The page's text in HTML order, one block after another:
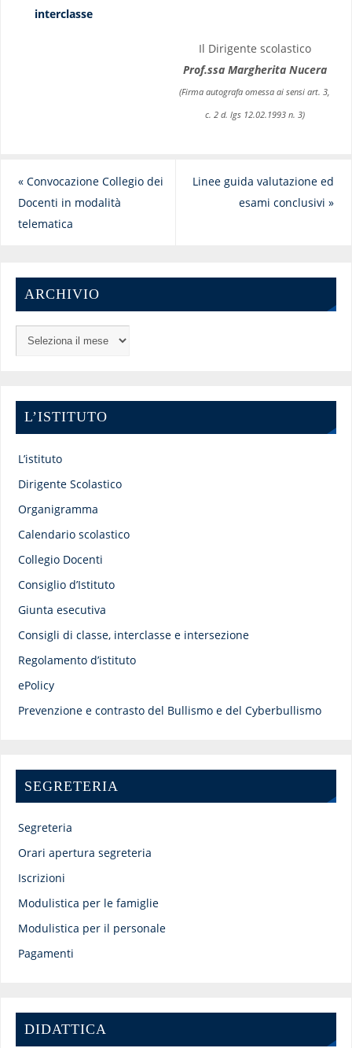
interclasse
Il Dirigente scolastico
Prof.ssa Margherita Nucera
(Firma autografa omessa ai sensi art. 3,
c. 2 d. lgs 12.02.1993 n. 3)
«Convocazione Collegio dei
Docenti in modalità
telematica
Linee guida valutazione ed
esami conclusivi»
ARCHIVIO
L’ISTITUTO
L’istituto
Dirigente Scolastico
Organigramma
Calendario scolastico
Collegio Docenti
Consiglio d’Istituto
Giunta esecutiva
Consigli di classe, interclasse e intersezione
Regolamento d’istituto
ePolicy
Prevenzione e contrasto del Bullismo e del Cyberbullismo
SEGRETERIA
Segreteria
Orari apertura segreteria
Iscrizioni
Modulistica per le famiglie
Modulistica per il personale
Pagamenti
DIDATTICA